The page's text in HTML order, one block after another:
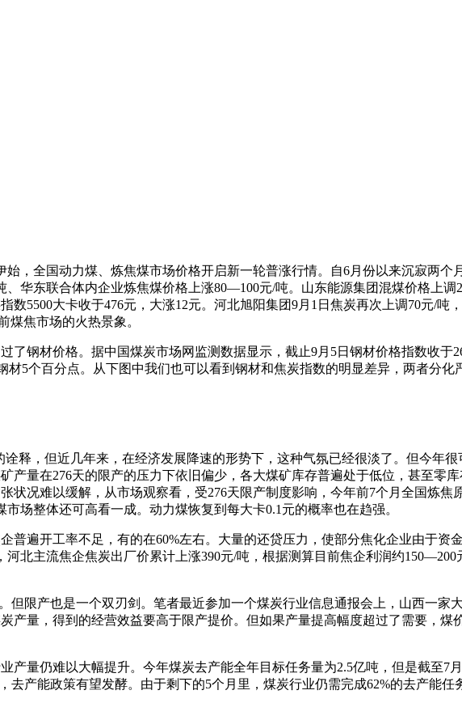
，全国动力煤、炼焦煤市场价格开启新一轮普涨行情。自6月份以来沉寂两个
华东联合体内企业炼焦煤价格上涨80—100元/吨。山东能源集团混煤价格上调
数5500大卡收于476元，大涨12元。河北旭阳集团9月1日焦炭再次上调70元/吨
煤焦市场的火热景象。
钢材价格。据中国煤炭市场网监测数据显示，截止9月5日钢材价格指数收于
5个百分点。从下图中我们也可以看到钢材和焦炭指数的明显差异，两者分化
释，但近几年来，在经济发展降速的形势下，这种气氛已经很淡了。但今年
产量在276天的限产的压力下依旧偏少，各大煤矿库存普遍处于低位，甚至零
况难以缓解，从市场观察看，受276天限产制度影响，今年前7个月全国炼焦
场整体还可高看一成。动力煤恢复到每大卡0.1元的概率也在趋强。
普遍开工率不足，有的在60%左右。大量的还贷压力，使部分焦化企业由于资
北主流焦企焦炭出厂价累计上涨390元/吨，根据测算目前焦企利润约
但限产也是一个双刃剑。笔者最近参加一个煤炭行业信息通报会上，山西一家
产量，得到的经营效益要高于限产提价。但如果产量提高幅度超过了需要，
产量仍难以大幅提升。今年煤炭去产能全年目标任务量为2.5亿吨，但是截至7
产能政策有望发酵。由于剩下的5个月里，煤炭行业仍需完成62%的去产能任